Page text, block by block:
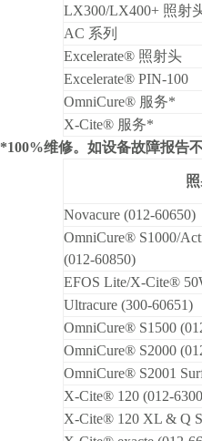
LX300/LX400+ 照射
AC 系列
Excelerate® 照射头
Excelerate® PIN-100
OmniCure® 服务*
X-Cite® 服务*
*100%维修。如设备故障报告
Novacure (012-60650)
OmniCure® S1000/
(012-60850)
EFOS Lite/X-Cite®
Ultracure (300-60651)
OmniCure® S1500
OmniCure® S2000
OmniCure® S2001
X-Cite® 120 (012-
X-Cite® 120 XL & Q